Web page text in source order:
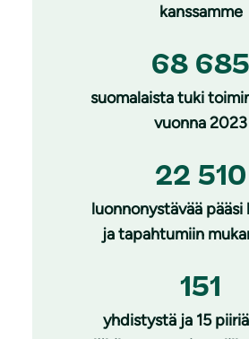
kanssamme
68 685
suomalaista tuki
vuonna 2023
22 510
luonnonystävää
ja tapahtumiin
151
yhdistystä ja 15